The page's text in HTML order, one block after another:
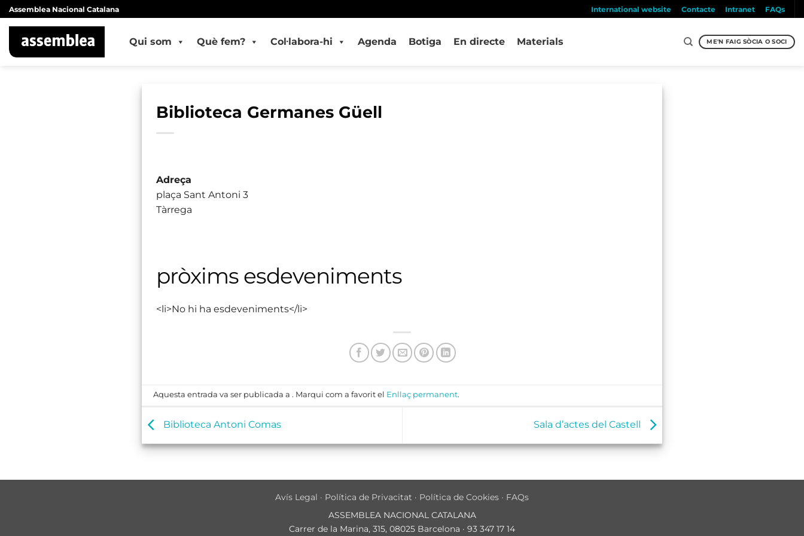
Skip
to
content
Assemblea Nacional Catalana International website Contacte Intranet FAQs
Qui som Què fem? Col·labora-hi Agenda Botiga En directe Materials ME'N FAIG SÒCIA O SOCI
Biblioteca Germanes Güell
Adreça
plaça Sant Antoni 3
Tàrrega
pròxims esdeveniments
<li>No hi ha esdeveniments</li>
Aquesta entrada va ser publicada a . Marqui com a favorit el Enllaç permanent.
Biblioteca Antoni Comas Sala d’actes del Castell
Avís Legal · Política de Privacitat · Política de Cookies · FAQs
ASSEMBLEA NACIONAL CATALANA
Carrer de la Marina, 315, 08025 Barcelona · 93 347 17 14